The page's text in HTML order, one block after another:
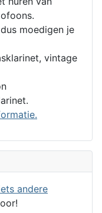
moedigen je
vintage
andere